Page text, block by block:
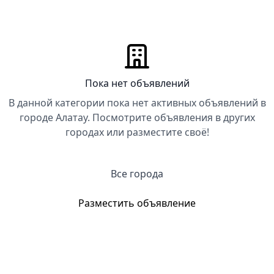
Пока нет объявлений
В данной категории пока нет активных объявлений в
городе Алатау. Посмотрите объявления в других
городах или разместите своё!
Все города
Разместить объявление